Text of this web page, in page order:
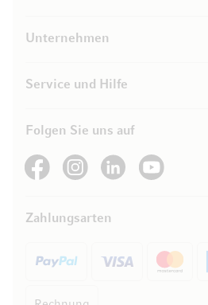
Unternehmen
Service und Hilfe
Folgen Sie uns auf
See our FacebookSee our Instagram account
See our LinkedInSee our YouTube
Zahlungsarten